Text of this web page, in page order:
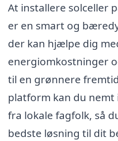
At installere solceller
er en smart og
der kan hjælpe dig
energiomkostninger
til en grønnere
platform kan du
fra lokale fagfolk, så
bedste løsning til dit